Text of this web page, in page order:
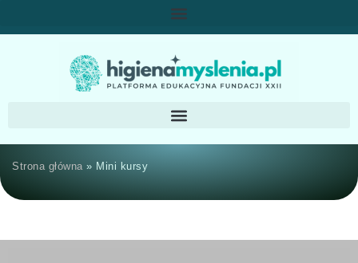
Strona główna » Mini kursy